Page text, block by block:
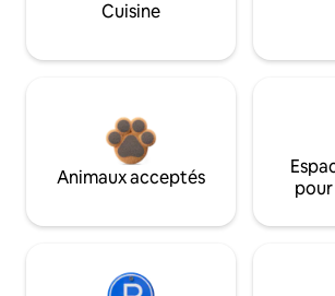
Cuisine
Animaux acceptés